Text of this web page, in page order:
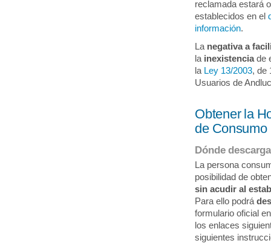
reclamada estará
establecidos en el
información.
La negativa a
la inexistenciade
la Ley 13/2003, de
Usuarios de
Obtener la
de Consumo
Dónde
La persona
posibilidad de
sin acudir al
Para ello podrá
formulario oficial
los enlaces
siguientes